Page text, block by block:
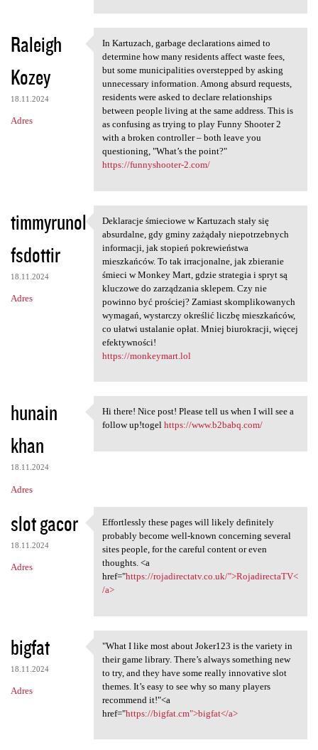
Raleigh
Kozey
18.11.2024
Adres
In Kartuzach, garbage
In Kartuzach, garbage declarations aimed to
determine how many residents affect waste fees,
but some municipalities overstepped by asking
unnecessary information. Among absurd requests,
residents were asked to declare relationships
between people living at the same address. This is
as confusing as trying to play Funny Shooter 2
with a broken controller – both leave you
questioning, "What’s the point?"
https://funnyshooter-2.com/
timmyrunol
fsdottir
18.11.2024
Adres
Deklaracje śmieciowe w
Deklaracje śmieciowe w Kartuzach stały się
absurdalne, gdy gminy zażądały niepotrzebnych
informacji, jak stopień pokrewieństwa
mieszkańców. To tak irracjonalne, jak zbieranie
śmieci w Monkey Mart, gdzie strategia i spryt są
kluczowe do zarządzania sklepem. Czy nie
powinno być prościej? Zamiast skomplikowanych
wymagań, wystarczy określić liczbę mieszkańców,
co ułatwi ustalanie opłat. Mniej biurokracji, więcej
efektywności!
https://monkeymart.lol
hunain
khan
18.11.2024
Adres
Hi there! Nice post! Please
Hi there! Nice post! Please tell us when I will see a
follow up!togel https://www.b2babq.com/
slot gacor
18.11.2024
Adres
Effortlessly these pages will
Effortlessly these pages will likely definitely
probably become well-known concerning several
sites people, for the careful content or even
thoughts. <a
href="https://rojadirectatv.co.uk/">RojadirectaTV<
/a>
bigfat
18.11.2024
Adres
"What I like most about
"What I like most about Joker123 is the variety in
their game library. There’s always something new
to try, and they have some really innovative slot
themes. It’s easy to see why so many players
recommend it!"<a
href="https://bigfat.cm">bigfat</a>